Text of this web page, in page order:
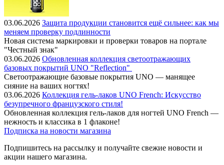
03.06.2026 Защита продукции становится ещё сильнее: как мы
меняем проверку подлинности
Новая система маркировки и проверки товаров на портале
"Честный знак"
03.06.2026 Обновленная коллекция светоотражающих
базовых покрытий UNO "Reflection"
Cветоотражающие базовые покрытия UNO — манящее
сияние на ваших ногтях!
03.06.2026 Коллекция гель-лаков UNO French: Искусство
безупречного французского стиля!
Обновленная коллекция гель-лаков для ногтей UNO French —
нежность и классика в 1 флаконе!
Подписка на новости магазина
Подпишитесь на рассылку и получайте свежие новости и
акции нашего магазина.